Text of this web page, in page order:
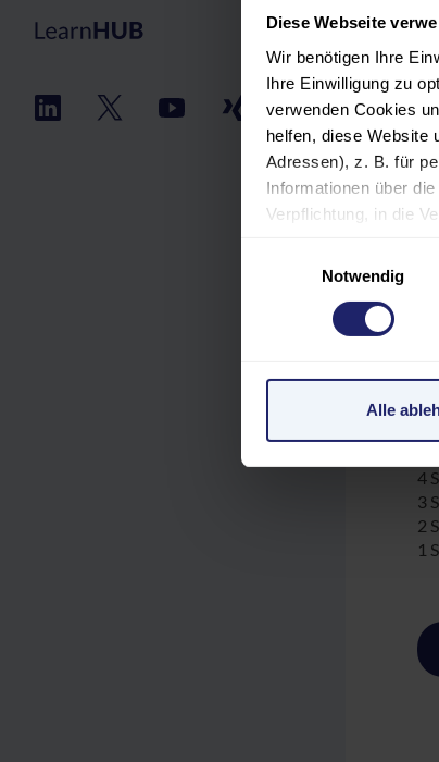
Diese Webseite
Wir benötigen Ihre
Ihre Einwilligung zu
verwenden Cookies
helfen, diese Website
Adressen), z. B. für
Informationen über
Verpflichtung, in die
Einstellungen
Verarbeitung Ihrer
Notwendig
Alle
4
3
2
1